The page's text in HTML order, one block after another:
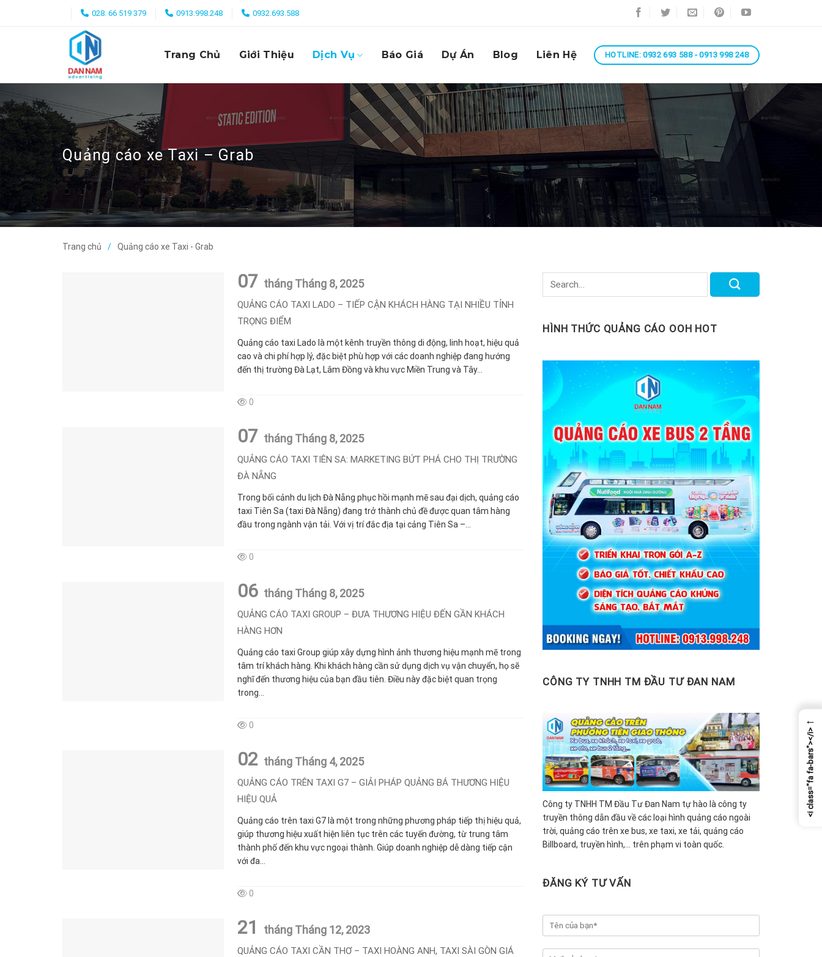
028. 66 519 379 0913.998.248 0932.693.588
Trang Chủ Giới Thiệu Dịch Vụ Báo Giá Dự Án Blog Liên Hệ HOTLINE: 0932 693 588 - 0913 998 248
Quảng cáo xe Taxi – Grab
Trang chủ Quảng cáo xe Taxi - Grab
07 tháng Tháng 8, 2025
QUẢNG CÁO TAXI LADO – TIẾP CẬN KHÁCH HÀNG TẠI NHIỀU TỈNH
TRỌNG ĐIỂM
Quảng cáo taxi Lado là một kênh truyền thông di động, linh hoạt, hiệu quả
cao và chi phí hợp lý, đặc biệt phù hợp với các doanh nghiệp đang hướng
đến thị trường Đà Lạt, Lâm Đồng và khu vực Miền Trung và Tây...
0
07 tháng Tháng 8, 2025
QUẢNG CÁO TAXI TIÊN SA: MARKETING BỨT PHÁ CHO THỊ TRƯỜNG
ĐÀ NẴNG
Trong bối cảnh du lịch Đà Nẵng phục hồi mạnh mẽ sau đại dịch, quảng cáo
taxi Tiên Sa (taxi Đà Nẵng) đang trở thành chủ đề được quan tâm hàng
đầu trong ngành vận tải. Với vị trí đắc địa tại cảng Tiên Sa –...
0
06 tháng Tháng 8, 2025
QUẢNG CÁO TAXI GROUP – ĐƯA THƯƠNG HIỆU ĐẾN GẦN KHÁCH
HÀNG HƠN
Quảng cáo taxi Group giúp xây dựng hình ảnh thương hiệu mạnh mẽ trong
tâm trí khách hàng. Khi khách hàng cần sử dụng dịch vụ vận chuyển, họ sẽ
nghĩ đến thương hiệu của bạn đầu tiên. Điều này đặc biệt quan trọng
trong...
0
02 tháng Tháng 4, 2025
QUẢNG CÁO TRÊN TAXI G7 – GIẢI PHÁP QUẢNG BÁ THƯƠNG HIỆU
HIỆU QUẢ
Quảng cáo trên taxi G7 là một trong những phương pháp tiếp thị hiệu quả,
giúp thương hiệu xuất hiện liên tục trên các tuyến đường, từ trung tâm
thành phố đến khu vực ngoại thành. Giúp doanh nghiệp dễ dàng tiếp cận
với đa...
0
21 tháng Tháng 12, 2023
QUẢNG CÁO TAXI CẦN THƠ – TAXI HOÀNG ANH, TAXI SÀI GÒN GIÁ
HÌNH THỨC QUẢNG CÁO OOH HOT
CÔNG TY TNHH TM ĐẦU TƯ ĐAN NAM
Công ty TNHH TM Đầu Tư Đan Nam tự hào là công ty
truyền thông dẫn đầu về các loại hình quảng cáo ngoài
trời, quảng cáo trên xe bus, xe taxi, xe tải, quảng cáo
Billboard, truyền hình,… trên phạm vi toàn quốc.
ĐĂNG KÝ TƯ VẤN
←
<i class="fa fa-bars"></i>